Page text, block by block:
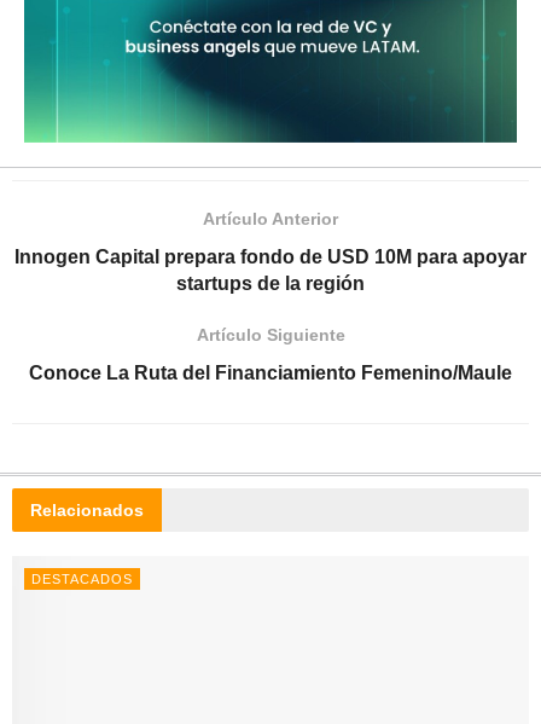
Artículo Anterior
Innogen Capital prepara fondo de USD 10M para apoyar
startups de la región
Artículo Siguiente
Conoce La Ruta del Financiamiento Femenino/Maule
Relacionados
DESTACADOS